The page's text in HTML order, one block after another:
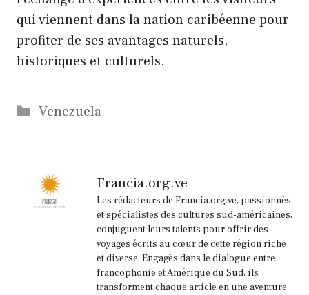
qui viennent dans la nation caribéenne pour
profiter de ses avantages naturels,
historiques et culturels.
Catégories
Venezuela
Francia.org.ve
Les rédacteurs de Francia.org.ve, passionnés
et spécialistes des cultures sud-américaines,
conjuguent leurs talents pour offrir des
voyages écrits au cœur de cette région riche
et diverse. Engagés dans le dialogue entre
francophonie et Amérique du Sud, ils
transforment chaque article en une aventure